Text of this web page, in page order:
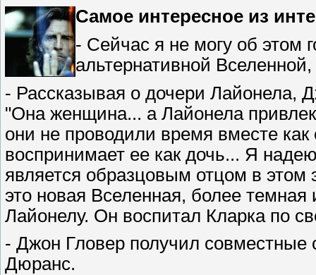
Самое интересное из
- Сейчас я не могу об этом
альтернативной
- Рассказывая о дочери Лайонела,
"Она женщина... а Лайонела
они не проводили время вместе
воспринимает ее как дочь... Я
является образцовым отцом в этом
это новая Вселенная, более
Лайонелу. Он воспитал Кларка по
- Джон Гловер получил
Дюранс.